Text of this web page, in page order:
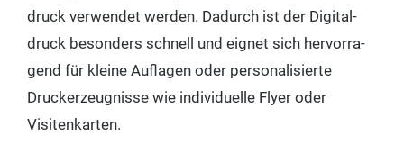
druck ver­wen­det wer­den. Dadurch ist der Digi­tal­
druck beson­ders schnell und eig­net sich her­vor­ra­
gend für klei­ne Auf­la­gen oder per­so­na­li­sier­te
Druckerzeug­nis­se wie indi­vi­du­el­le Fly­er oder
Visitenkarten.